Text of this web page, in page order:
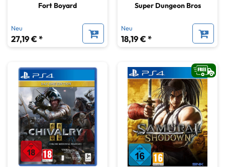
Fort Boyard
Neu
27,19 € *
Super Dungeon Bros
Neu
18,19 € *